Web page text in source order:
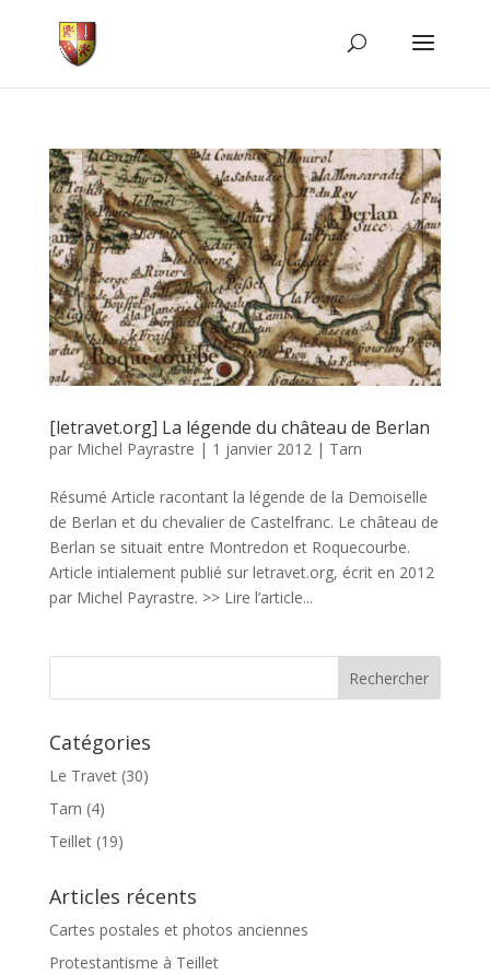
[letravet.org] La légende du château de Berlan
par Michel Payrastre | 1 janvier 2012| Tarn
Résumé Article racontant la légende de la Demoiselle
de Berlan et du chevalier de Castelfranc. Le château de
Berlan se situait entre Montredon et Roquecourbe.
Article intialement publié sur letravet.org, écrit en 2012
par Michel Payrastre. >> Lire l’article...
Catégories
Le Travet(30)
Tarn (4)
Teillet(19)
Articles récents
Cartes postales et photos anciennes
Protestantisme à Teillet